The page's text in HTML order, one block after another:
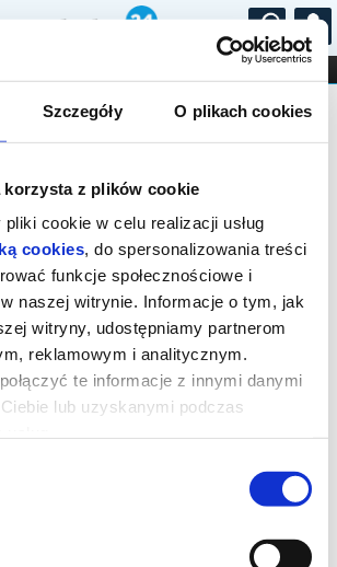
Szczegóły O plikach cookies
korzysta z plików cookie
cookie w celu realizacji usług
cookies, do spersonalizowania treści
funkcje społecznościowe i
naszej witrynie. Informacje o tym, jak
witryny, udostępniamy partnerom
reklamowym i analitycznym.
te informacje z innymi danymi
lub uzyskanymi podczas
...
OPERA I BALET
STAND-UP
on-line na wydarzenie